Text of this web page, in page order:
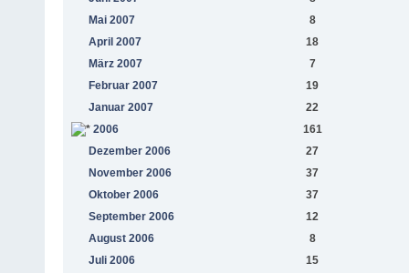
Mai 2007
8
April 2007
18
März 2007
7
Februar 2007
19
Januar 2007
22
2006
161
Dezember 2006
27
November 2006
37
Oktober 2006
37
September 2006
12
August 2006
8
Juli 2006
15